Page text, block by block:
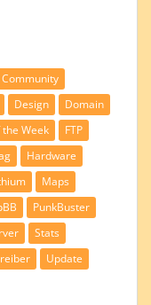
Community
Design
Domain
the Week
FTP
Hardware
Maps
PunkBuster
Stats
Update